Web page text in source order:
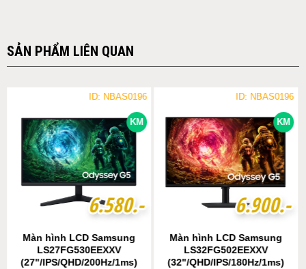
SẢN PHẨM LIÊN QUAN
KM
ID: NBAS0196
6.580.-
6.580.-
Màn hình LCD Samsung
LS27FG530EEXXV
(27"/IPS/QHD/200Hz/1ms)
KM
ID: NBAS0196
6.900.-
6.900.-
Màn hình LCD Samsung
LS32FG502EEXXV
(32"/QHD/IPS/180Hz/1ms)